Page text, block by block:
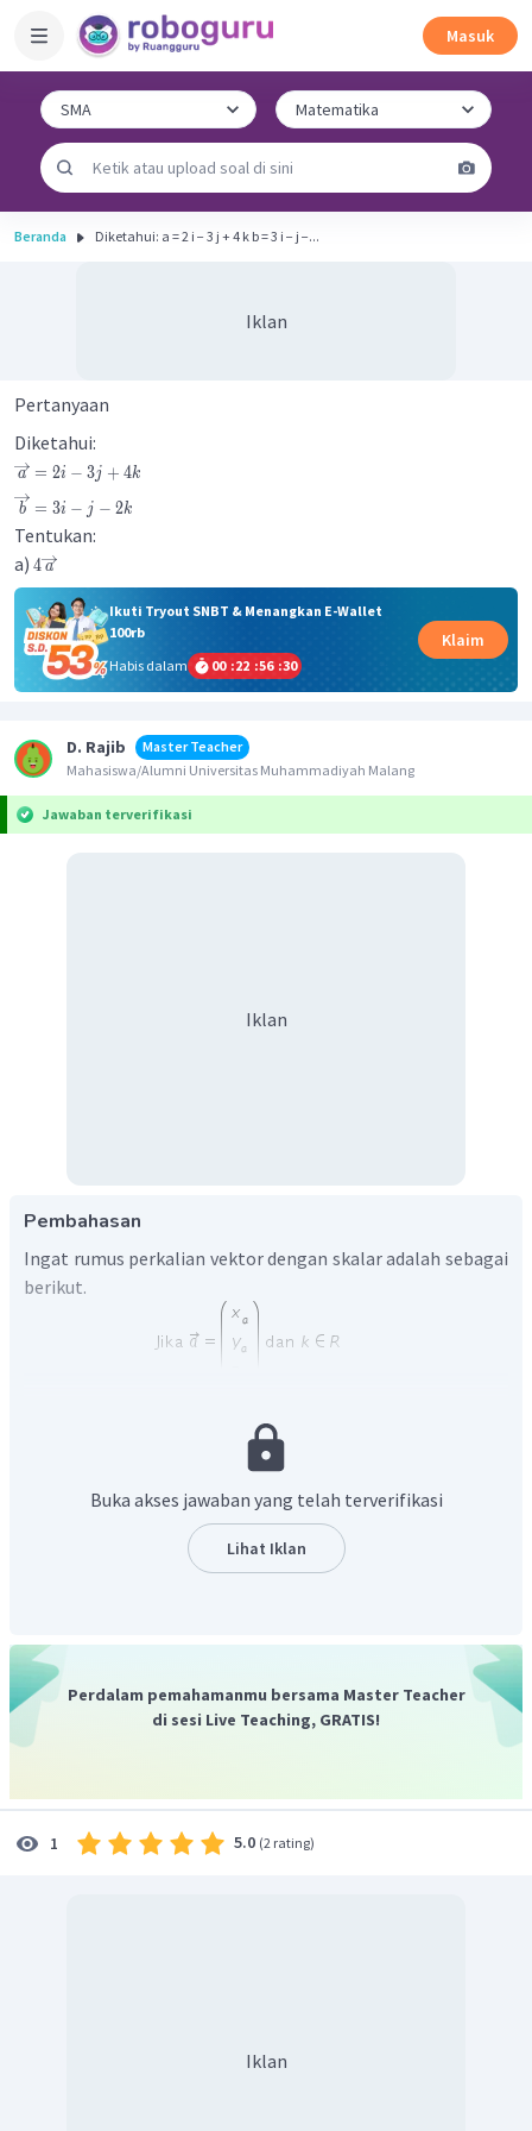
Masuk
Beranda Diketahui: a = 2 i − 3 j + 4 k b = 3 i − j −...
Iklan
Pertanyaan
Diketahui:
a = 2i − 3j + 4k
b = 3i − j − 2k
Tentukan:
a) 4 a
Ikuti Tryout SNBT & Menangkan E-Wallet
100rb
Habis dalam
00 :22 :56 :30
Klaim
D. Rajib
Master Teacher
Mahasiswa/Alumni Universitas Muhammadiyah Malang
Jawaban terverifikasi
Iklan
Pembahasan
Ingat rumus perkalian vektor dengan skalar adalah sebagai
berikut.
Diketahui
, dengan menggunakan rumus
di atas diperoleh perhitungan sebagai berikut.
= 4⎝
⎛ 2
−3⎠
⎞
⎝
⎠
⎛
8
12⎞
Dengan demikian hasil dari adalah .
Buka akses jawaban yang telah terverifikasi
Lihat Iklan
Perdalam pemahamanmu bersama Master Teacher
di sesi Live Teaching, GRATIS!
1 5.0 (2 rating)
Iklan